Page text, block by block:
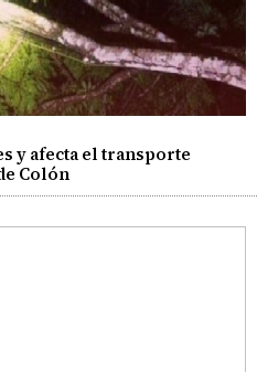
y afecta el transporte
Colón